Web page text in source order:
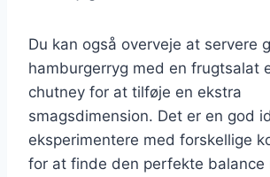
Du kan også overveje at servere
hamburgerryg med en frugtsalat
chutney for at tilføje en ekstra
smagsdimension. Det er en god
eksperimentere med forskellige
for at finde den perfekte balance